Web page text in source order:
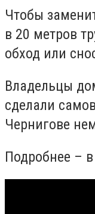
Чтобы
в 20 метров
обход или
Владельцы
сделали
Чернигове
Подробнее – в